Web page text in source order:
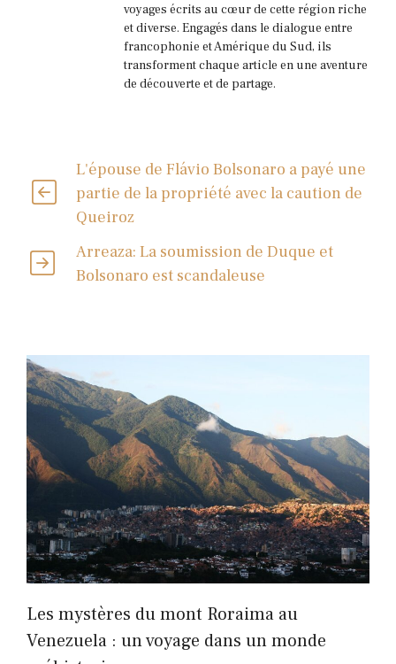
voyages écrits au cœur de cette région riche
et diverse. Engagés dans le dialogue entre
francophonie et Amérique du Sud, ils
transforment chaque article en une aventure
de découverte et de partage.
L'épouse de Flávio Bolsonaro a payé une
partie de la propriété avec la caution de
Queiroz
Arreaza: La soumission de Duque et
Bolsonaro est scandaleuse
Les mystères du mont Roraima au
Venezuela : un voyage dans un monde